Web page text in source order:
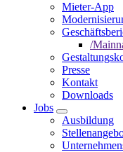
Mieter-App
/
Presse
Kontakt
Downloads
Jobs
Ausbildung